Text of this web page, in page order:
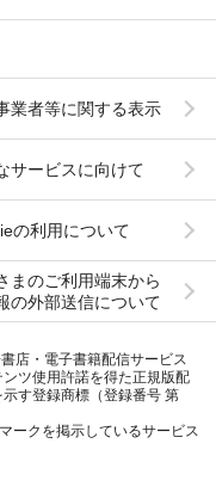
業者等に関する表示
サービスに向けて
の利用について
まのご利用端末から
の外部送信について
店・電子書籍配信サービス
ツ使用許諾を得た正規版配
す登録商標（登録番号 第
ークを掲示しているサービス